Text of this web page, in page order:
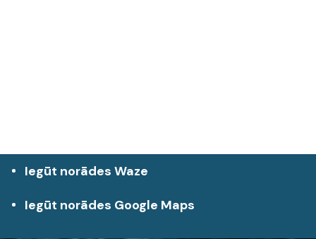
Iegūt norādes Waze
Iegūt norādes Google Maps